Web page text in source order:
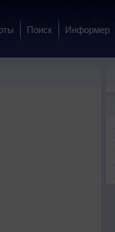
Поиск Информер